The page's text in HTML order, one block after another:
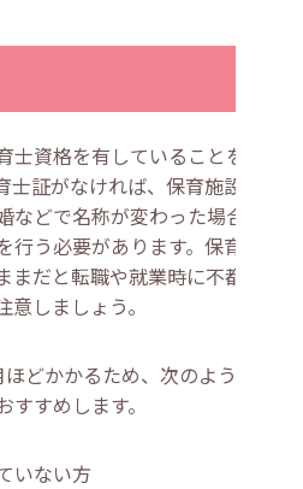
資格を有していることを証明
証がなければ、保育施設で働
どで名称が変わった場合、保
う必要があります。保育士証
だと転職や就業時に不都合が
しましょう。
どかかるため、次のような方
すめします。
いない方